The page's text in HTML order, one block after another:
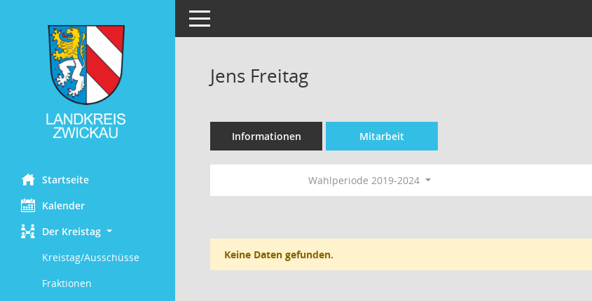
Startseite
Kalender
Der Kreistag
Kreistag/Ausschüsse
Fraktionen
Toggle navigation
Jens Freitag
Informationen Mitarbeit
Wahlperiode 2019-2024
Keine Daten gefunden.